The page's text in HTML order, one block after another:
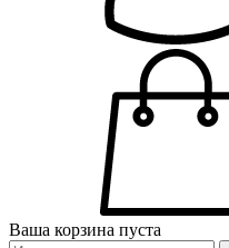
Ваша корзина пуста